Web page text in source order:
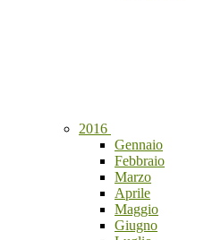
2016
Gennaio
Febbraio
Marzo
Aprile
Maggio
Giugno